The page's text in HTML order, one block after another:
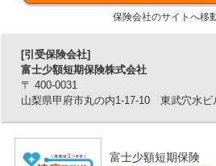
【特長3】88歳まで更新でき
30歳から80歳10ヵ月までお申込み
できます。
【特長4】ネットで簡単にお
ます。
※ネット申込が不安な方は、郵送でもお申込
保険会社のサイトへ移
[引受保険会社]
富士少額短期保険株式会社
〒 400-0031
山梨県甲府市丸の内1-17-10 東武穴水ビ
富士少額短期保険